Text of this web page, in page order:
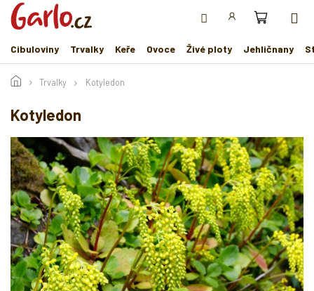
Přejít
obsah
Cibuloviny
Trvalky Keře Ovoce Živé ploty Jehličnany
Trvalky Kotyledon
Kotyledon